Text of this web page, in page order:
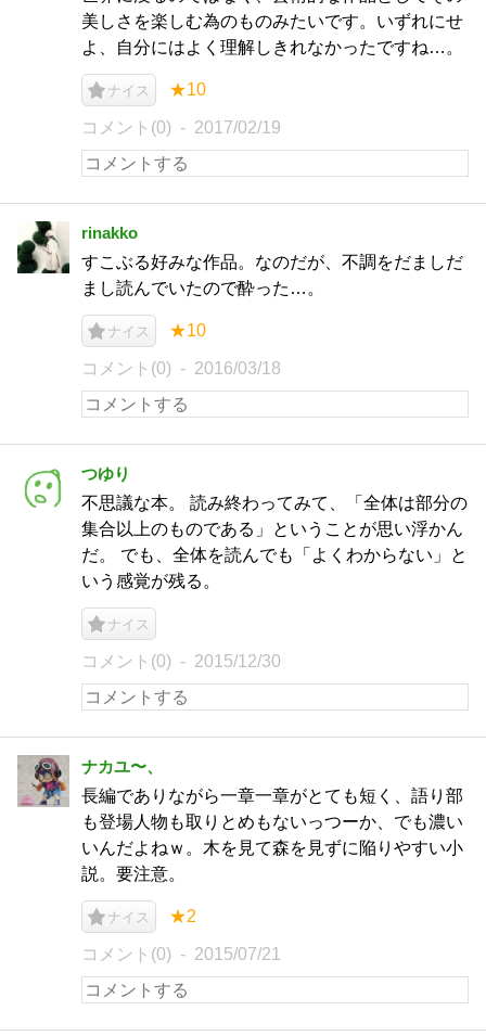
美しさを楽しむ為のものみたいです。いずれにせ
よ、自分にはよく理解しきれなかったですね…。
ナイス ★10
コメント(0) 2017/02/19
rinakko
すこぶる好みな作品。なのだが、不調をだましだ
まし読んでいたので酔った…。
ナイス ★10
コメント(0) 2016/03/18
つゆり
不思議な本。 読み終わってみて、「全体は部分の
集合以上のものである」ということが思い浮かん
だ。 でも、全体を読んでも「よくわからない」と
いう感覚が残る。
ナイス
コメント(0) 2015/12/30
ナカユ〜、
長編でありながら一章一章がとても短く、語り部
も登場人物も取りとめもないっつーか、でも濃い
いんだよねｗ。木を見て森を見ずに陥りやすい小
説。要注意。
ナイス ★2
コメント(0) 2015/07/21